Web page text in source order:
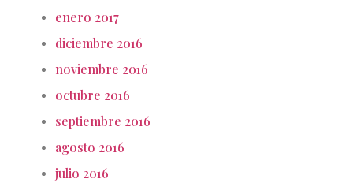
enero 2017
diciembre 2016
noviembre 2016
octubre 2016
septiembre 2016
agosto 2016
julio 2016